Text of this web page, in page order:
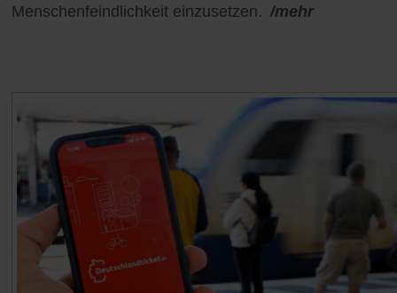
Menschenfeindlichkeit einzusetzen. /mehr